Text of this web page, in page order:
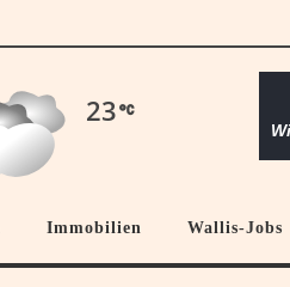
23
Immobilien Wallis-Jobs